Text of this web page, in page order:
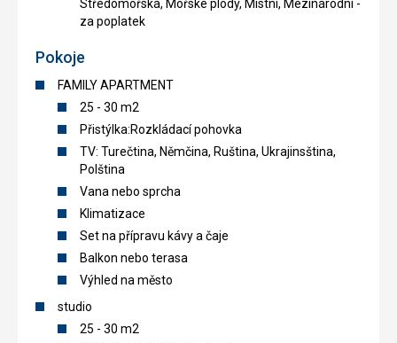
Středomořská, Mořské plody, Místní, Mezinárodní -
za poplatek
Pokoje
FAMILY APARTMENT
25 - 30 m2
Přistýlka:Rozkládací pohovka
TV: Turečtina, Němčina, Ruština, Ukrajinsština,
Polština
Vana nebo sprcha
Klimatizace
Set na přípravu kávy a čaje
Balkon nebo terasa
Výhled na město
studio
25 - 30 m2